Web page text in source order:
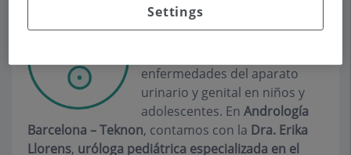
Laurología pediátrica
encarga del diagnóstico y
enfermedades del aparato
urinario y genital en niños y
adolescentes. En Andrología
Barcelona – Teknon, contamos con la Dra. Erika
Llorens, uróloga pediátrica especializada en el
Settings